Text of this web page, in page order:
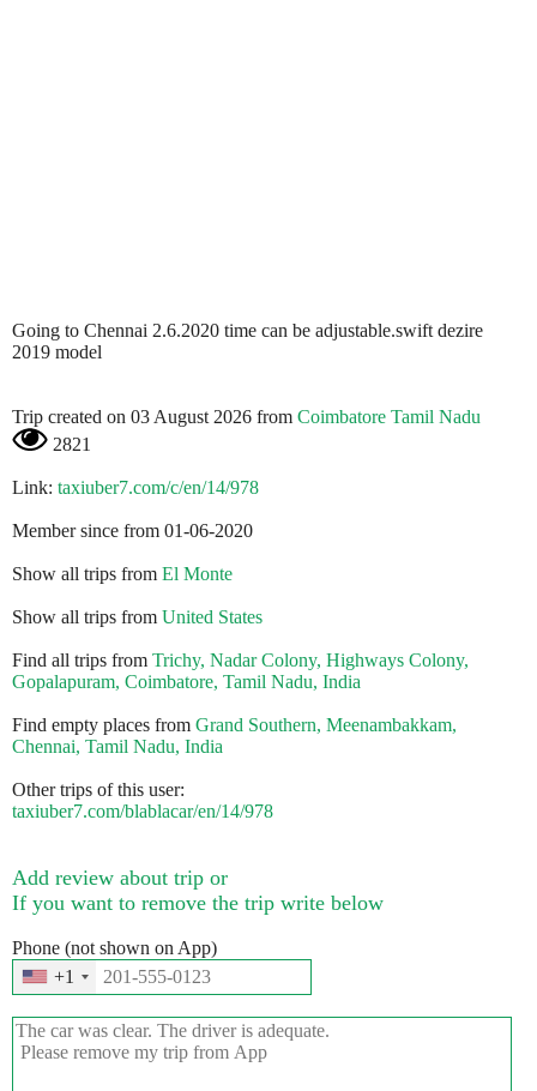
Going to Chennai 2.6.2020 time can be adjustable.swift dezire
2019 model
Trip created on 03 August 2026 from Coimbatore Tamil Nadu
2821
Link: taxiuber7.com/c/en/14/978
Member since from 01-06-2020
Show all trips from El Monte
Show all trips from United States
Find all trips from Trichy, Nadar Colony, Highways Colony,
Gopalapuram, Coimbatore, Tamil Nadu, India
Find empty places from Grand Southern, Meenambakkam,
Chennai, Tamil Nadu, India
Other trips of this user:
taxiuber7.com/blablacar/en/14/978
Add review about trip or
If you want to remove the trip write below
Phone (not shown on App)
+1